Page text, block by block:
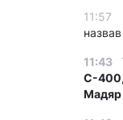
11:57
11:43
С-400,
Мадяр